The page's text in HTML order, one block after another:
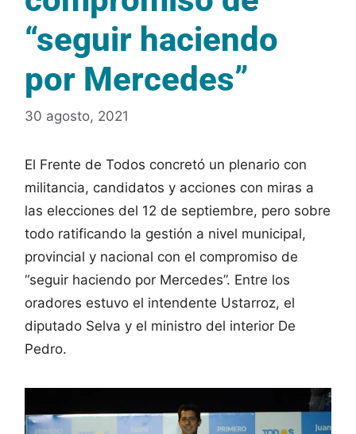
“seguir haciendo
por Mercedes”
30 agosto, 2021
El Frente de Todos concretó un plenario con
militancia, candidatos y acciones con miras a
las elecciones del 12 de septiembre, pero sobre
todo ratificando la gestión a nivel municipal,
provincial y nacional con el compromiso de
“seguir haciendo por Mercedes”. Entre los
oradores estuvo el intendente Ustarroz, el
diputado Selva y el ministro del interior De
Pedro.